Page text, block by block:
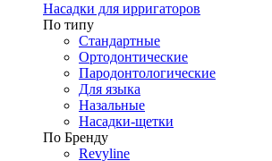
Насадки для ирригаторов
По типу
Стандартные
Ортодонтические
Пародонтологические
Для языка
Назальные
Насадки-щетки
По Бренду
Revyline